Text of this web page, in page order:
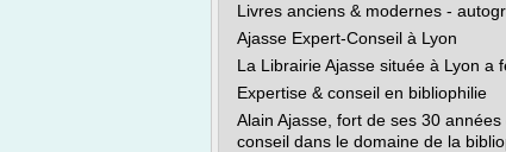
Livres anciens & modernes -
Ajasse Expert-Conseil à Lyon
La Librairie Ajasse située à Lyon a
Expertise & conseil en bibliophilie
Alain Ajasse, fort de ses 30
conseil dans le domaine de la